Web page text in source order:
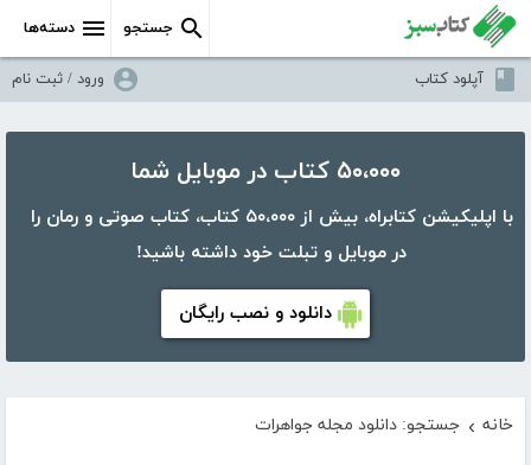
دسته‌ها جستجو
آپلود کتاب ورود / ثبت نام
۵۰،۰۰۰ کتاب در موبایل شما
با اپلیکیشن کتابراه، بیش از ۵۰،۰۰۰ کتاب، کتاب صوتی و رمان را
در موبایل و تبلت خود داشته باشید!
دانلود و نصب رایگان
خانه › جستجو: دانلود مجله جواهرات